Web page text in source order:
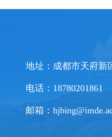
地址： 成都市天府新
电话： 18780201861
邮箱：